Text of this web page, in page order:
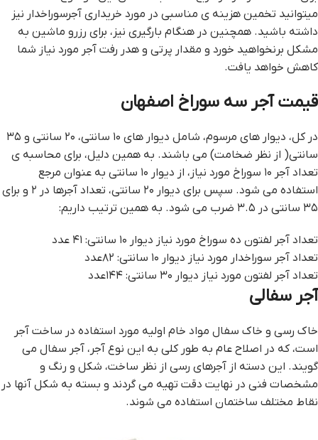
میتوانید تخمین هزینه ی مناسبی در مورد خریداری آجرسوراخدار نیز
داشته باشید. همچنین در هنگام بارگیری نیز، برای رزرو ماشین به
مشکل برنخواهید خورد و مقدار پرتی و هدر رفت آجر مورد نیاز شما
کاهش خواهد یافت.
قيمت آجر سه سوراخ اصفهان
در کل، دیوار های مرسوم، شامل دیوار های ۱۰ سانتی، ۲۰ سانتی و ۳۵
سانتی( از نظر ضخامت) می باشند. به همین دلیل، برای محاسبه ی
تعداد آجر ۱۰ سوراخ مورد نیاز، از دیوار ۱۰ سانتی به عنوان مرجع
استفاده می شود. سپس برای دیوار ۲۰ سانتی، تعداد آجرها در ۲ و برای
۳۵ سانتی در ۳.۵ ضرب می شود. به همین ترتیب داریم:
تعداد آجر لفتون ده سوراخ مورد نیاز دیوار ۱۰ سانتی: ۴۱ عدد
تعداد آجر سوراخدار مورد نیاز دیوار ۱۰ سانتی: ۸۲عدد
تعداد آجر لفتون مورد نیاز دیوار ۳۰ سانتی: ۱۴۴عدد
آجر سفالی
خاک رسی و خاک سفال مواد خام اولیه مورد استفاده در ساخت آجر
است، که در اصلاح عام به طور کلی به این نوع آجر، آجر سفال می
گویند. این دسته از آجرهای رسی از نظر ساخت، شکل و رنگ و
مشخصات فنی در نهایت دقت تهیه می گردند و بسته به شکل آنها در
نقاط مختلف ساختمان استفاده می شوند.